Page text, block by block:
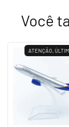
Você
ATENÇÃO,